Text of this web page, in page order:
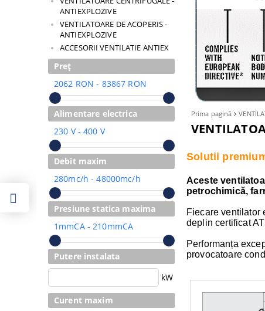
ANTIEXPLOZIVE
VENTILATOARE DE ACOPERIS -
ANTIEXPLOZIVE
ACCESORII VENTILATIE ANTIEX
Preț
2062 RON - 83867 RON
Alimentare electrica
230 V - 400 V
Debit maxim
280mc/h - 48000mc/h
Presiune statica maxima
1mmCA - 210mmCA
Putere instalata
kW
Curent maxim
Prima pagină
Solutii
Aceste
petrochimică,
Fiecare ventilator
deplin certificat
Performanța
provocatoare